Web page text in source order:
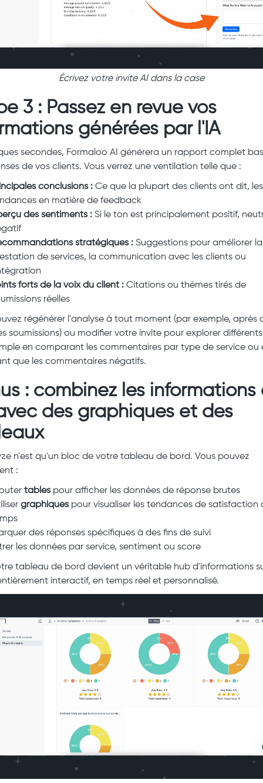
Écrivez votre invite AI dans la case
3 : Passez en revue vos
générées par l'IA
secondes, Formaloo AI générera un rapport complet
de vos clients. Vous verrez une ventilation telle que :
conclusions : Ce que la plupart des clients ont dit, les
en matière de feedback
des sentiments : Si le ton est principalement positif,
stratégiques : Suggestions pour améliorer la
de services, la communication avec les clients ou
forts de la voix du client : Citations ou thèmes tirés de
réelles
régénérer l'analyse à tout moment (par exemple, après
soumissions) ou modifier votre invite pour explorer
en comparant les commentaires par type de service ou
que les commentaires négatifs.
: combinez les informations
des graphiques et des
n'est qu'un bloc de votre tableau de bord. Vous pouvez
:
tablespour afficher les données de réponse brutes
graphiquespour visualiser les tendances de satisfaction
des réponses spécifiques à des fins de suivi
les données par service, sentiment ou score
tableau de bord devient un véritable hub d'informations
interactif, en temps réel et personnalisé.